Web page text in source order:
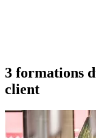
3 formations
client